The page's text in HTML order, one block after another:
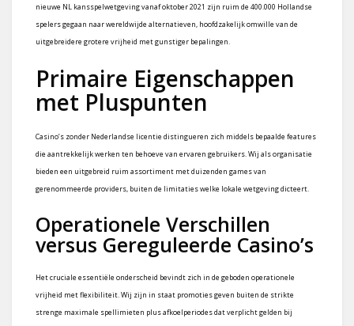
nieuwe NL kansspelwetgeving vanaf oktober 2021 zijn ruim de 400.000 Hollandse
spelers gegaan naar wereldwijde alternatieven, hoofdzakelijk omwille van de
uitgebreidere grotere vrijheid met gunstiger bepalingen.
Primaire Eigenschappen
met Pluspunten
Casino’s zonder Nederlandse licentie distingueren zich middels bepaalde features
die aantrekkelijk werken ten behoeve van ervaren gebruikers. Wij als organisatie
bieden een uitgebreid ruim assortiment met duizenden games van
gerenommeerde providers, buiten de limitaties welke lokale wetgeving dicteert.
Operationele Verschillen
versus Gereguleerde Casino’s
Het cruciale essentiële onderscheid bevindt zich in de geboden operationele
vrijheid met flexibiliteit. Wij zijn in staat promoties geven buiten de strikte
strenge maximale spellimieten plus afkoelperiodes dat verplicht gelden bij